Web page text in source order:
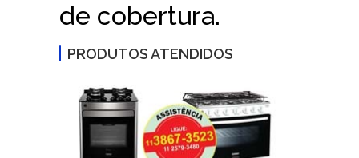
de cobertura.
PRODUTOS ATENDIDOS